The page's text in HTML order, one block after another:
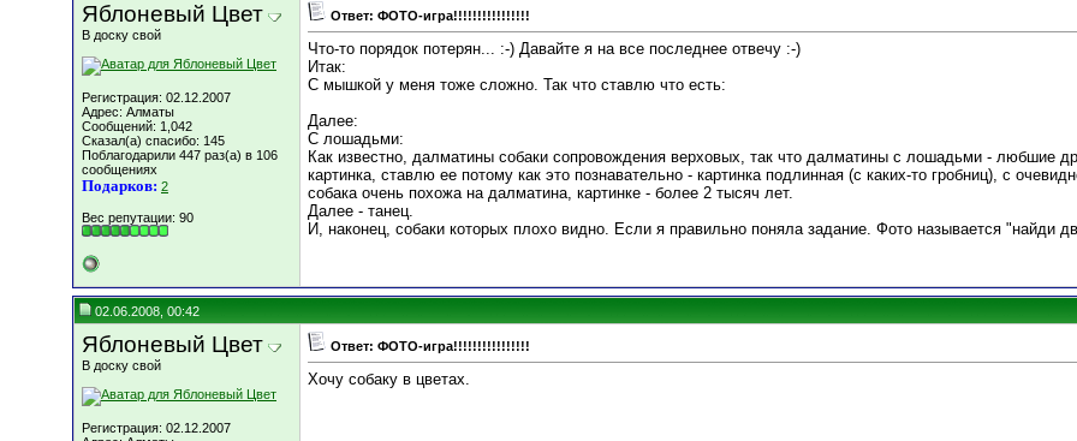
Яблоневый Цвет
В доску свой
Регистрация: 02.12.2007
Адрес: Алматы
Сообщений: 1,042
Сказал(а) спасибо: 145
Поблагодарили 447 раз(а) в 106
сообщениях
Подарков: 2
Вес репутации: 90
Ответ: ФОТО-игра!!!!!!!!!!!!!!!!
Что-то порядок потерян... :-) Давайте я на все последнее отвечу :-)
Итак:
С мышкой у меня тоже сложно. Так что ставлю что есть:
Далее:
С лошадьми:
Как известно, далматины собаки сопровождения верховых, так что далматины с лошадьми - любшие
картинка, ставлю ее потому как это познавательно - картинка подлинная (с каких-то гробниц), с
собака очень похожа на далматина, картинке - более 2 тысяч лет.
Далее - танец.
И, наконец, собаки которых плохо видно. Если я правильно поняла задание. Фото называется "найди
02.06.2008, 00:42
Яблоневый Цвет
В доску свой
Регистрация: 02.12.2007
Ответ: ФОТО-игра!!!!!!!!!!!!!!!!
Хочу собаку в цветах.